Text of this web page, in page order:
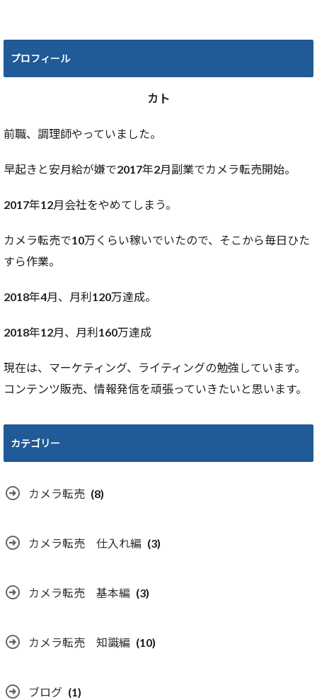
プロフィール
カト
前職、調理師やっていました。
早起きと安月給が嫌で2017年2月副業でカメラ転売開始。
2017年12月会社をやめてしまう。
カメラ転売で10万くらい稼いでいたので、そこから毎日ひた
すら作業。
2018年4月、月利120万達成。
2018年12月、月利160万達成
現在は、マーケティング、ライティングの勉強しています。
コンテンツ販売、情報発信を頑張っていきたいと思います。
カテゴリー
カメラ転売 (8)
カメラ転売 仕入れ編 (3)
カメラ転売 基本編 (3)
カメラ転売 知識編 (10)
ブログ (1)